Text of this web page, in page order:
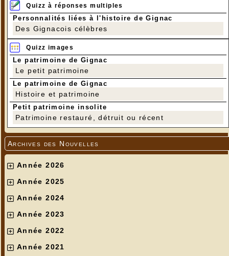
Quizz à réponses multiples
Personnalités liées à l'histoire de Gignac
Des Gignacois célèbres
Quizz images
Le patrimoine de Gignac
Le petit patrimoine
Le patrimoine de Gignac
Histoire et patrimoine
Petit patrimoine insolite
Patrimoine restauré, détruit ou récent
Archives des Nouvelles
Année 2026
Année 2025
Année 2024
Année 2023
Année 2022
Année 2021